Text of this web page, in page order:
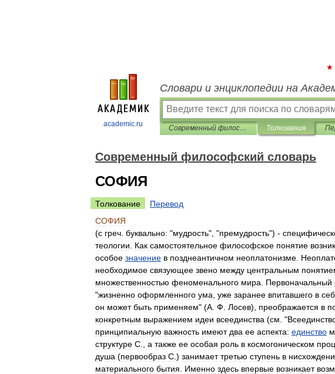
academic.ru
Словари и энциклопедии на
Современный философский словарь Толкования
Современный философский словарь
СОФИЯ
Толкование
Перевод
СОФИЯ
(с греч буквально: "мудрость", "премудрость") -
теологии
Как самостоятельное философское понятие
особое значение в позднеантичном неоплатонизме
необходимое связующее звено между центральным
множественностью феноменального мира Первоначальный
"жизненно оформленного ума уже заранее впитавшего в
он может быть применяем" (А Ф Лосев), преображается в
конкретным выражением идеи всеединства (см . "
принципиальную важность имеют два ее аспекта: единство
структуре С а также ее особая роль в космогоническом
душа (первообраз С .) занимает третью ступень в
материального бытия Именно здесь впервые возникает